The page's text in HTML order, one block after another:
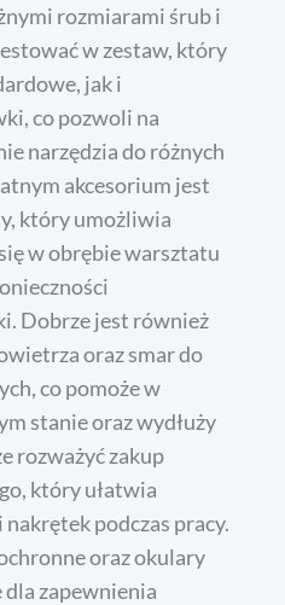
rozmiarami śrub i
w zestaw, który
jak i
co pozwoli na
narzędzia do różnych
akcesorium jest
który umożliwia
w obrębie warsztatu
Dobrze jest również
oraz smar do
co pomoże w
stanie oraz wydłuży
rozważyć zakup
który ułatwia
podczas pracy.
oraz okulary
dla zapewnienia